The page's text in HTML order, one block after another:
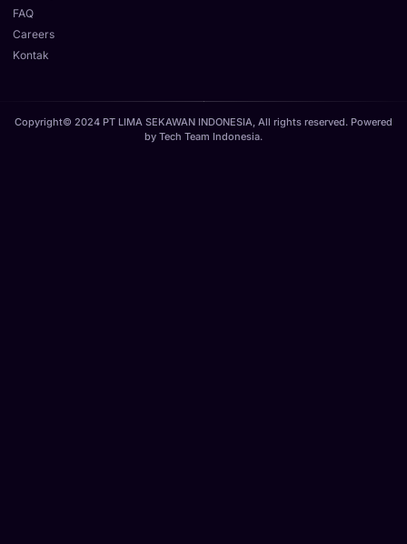
FAQ
Careers
Kontak
Copyright© 2024 PT LIMA SEKAWAN INDONESIA, All rights reserved. Powered
by Tech Team Indonesia.